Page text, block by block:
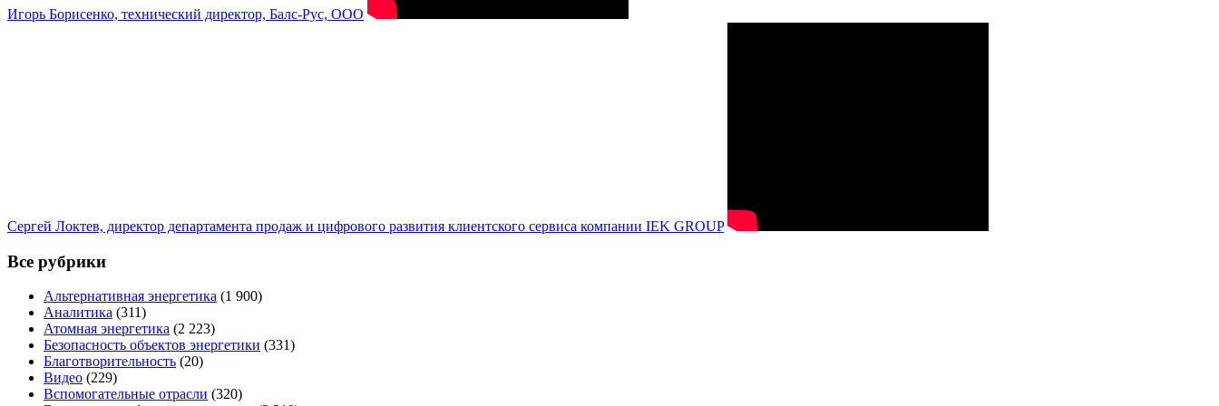
Игорь Борисенко, технический директор, Балс-Рус, ООО
Сергей Локтев, директор департамента продаж и цифрового развития клиентского сервиса компании IEK GROUP
Все рубрики
Альтернативная энергетика (1 900)
Аналитика (311)
Атомная энергетика (2 223)
Безопасность объектов энергетики (331)
Благотворительность (20)
Видео (229)
Вспомогательные отрасли (320)